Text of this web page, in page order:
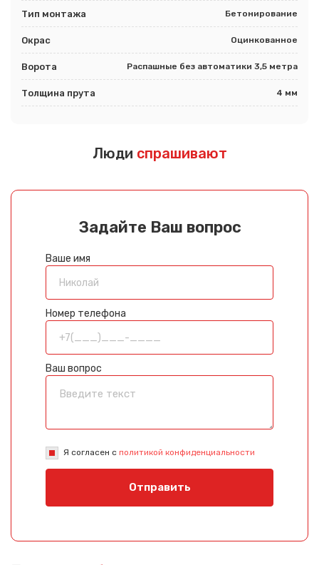
Тип монтажа Бетонирование
Окрас Оцинкованное
Ворота Распашные без автоматики 3,5 метра
Толщина прута 4 мм
Люди спрашивают
Задайте Ваш вопрос
Ваше имя
Номер телефона
Ваш вопрос
Я согласен с политикой конфиденциальности
Отправить